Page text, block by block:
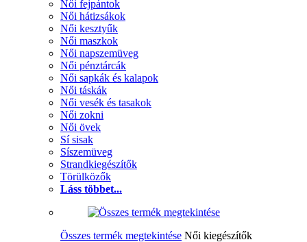
Női fejpántok
Női hátizsákok
Női kesztyűk
Női maszkok
Női napszemüveg
Női pénztárcák
Női sapkák és kalapok
Női táskák
Női vesék és tasakok
Női zokni
Női övek
Sí sisak
Síszemüveg
Strandkiegészítők
Törülközők
Láss többet...
Összes termék megtekintése Női kiegészítők